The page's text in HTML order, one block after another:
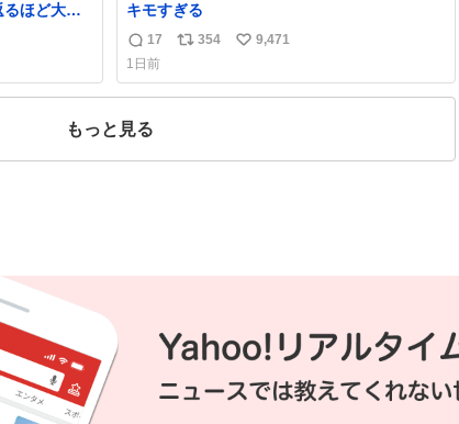
ほど大量
されてい
れと同じ
美容習慣
キモすぎる
返
信
数
17
リ
ス
354
い
ね
9,471
1日前
もっと見る